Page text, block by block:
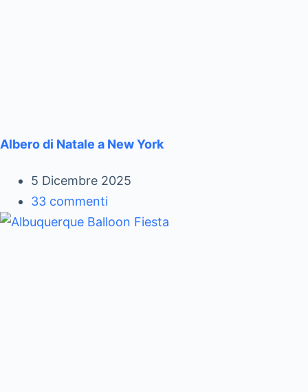
Albero di Natale a New York
5 Dicembre 2025
33 commenti